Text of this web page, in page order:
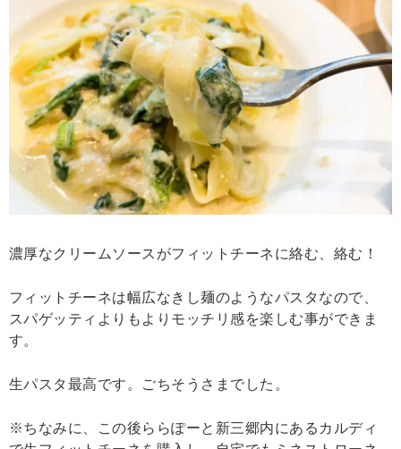
濃厚なクリームソースがフィットチーネに絡む、絡む！
フィットチーネは幅広なきし麺のようなパスタなので、
スパゲッティよりもよりモッチリ感を楽しむ事ができま
す。
生パスタ最高です。ごちそうさまでした。
※ちなみに、この後ららぽーと新三郷内にあるカルディ